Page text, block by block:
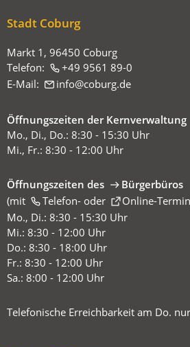
hier:
Stadt Coburg
Markt 1, 96450 Coburg
Telefon:
+49 9561 89-0
E-Mail:
info coburg de
Öffnungszeiten der Kernverwaltung
Mo., Di., Do.: 8:30 - 15:30 Uhr
Mi., Fr.: 8:30 - 12:00 Uhr
Öffnungszeiten des
Bürgerbüros
(mit
Telefon-oder Online-
(Öffnet
in
einem
neuen
Tab)
Mo., Di.: 8:30 - 15:30 Uhr
Mi.: 8:30 - 12:00 Uhr
Do.: 8:30 - 18:00 Uhr
Fr.: 8:30 - 12:00 Uhr
Sa.: 8:00 - 12:00 Uhr
Telefonische Erreichbarkeit am Do.